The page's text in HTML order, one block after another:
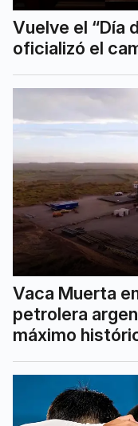
Vuelve el “Día
oficializó el
Vaca Muerta
petrolera
máximo